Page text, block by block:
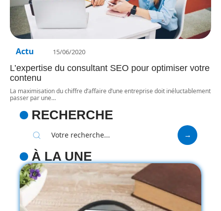
Actu 15/06/2020
L’expertise du consultant SEO pour optimiser votre
contenu
La maximisation du chiffre d’affaire d’une entreprise doit inéluctablement
passer par une…
RECHERCHE
À LA UNE